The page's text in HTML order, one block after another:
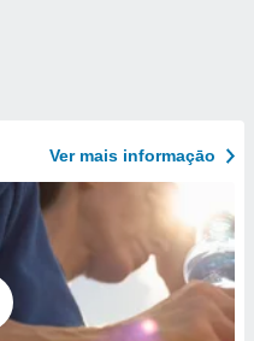
Ver mais informaçāo